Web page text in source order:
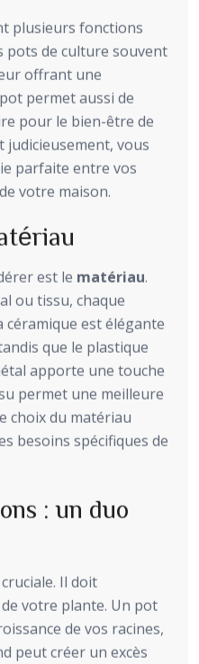
plusieurs fonctions
pots de culture souvent
offrant une
permet aussi de
pour le bien-être de
judicieusement, vous
parfaite entre vos
votre maison.
est le matériau.
ou tissu, chaque
céramique est élégante
que le plastique
apporte une touche
permet une meilleure
choix du matériau
besoins spécifiques de
: un duo
Il doit
votre plante. Un pot
de vos racines,
peut créer un excès